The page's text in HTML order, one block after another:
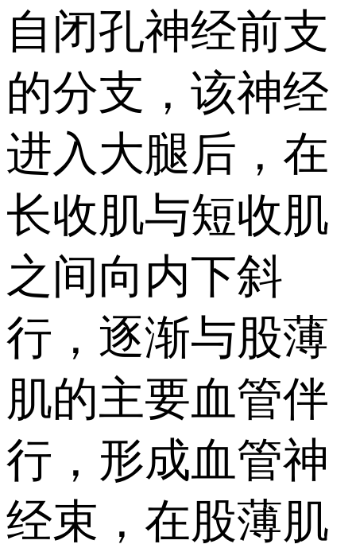
自闭孔神经前支
的分支，该神经
进入大腿后，在
长收肌与短收肌
之间向内下斜
行，逐渐与股薄
肌的主要血管伴
行，形成血管神
经束，在股薄肌